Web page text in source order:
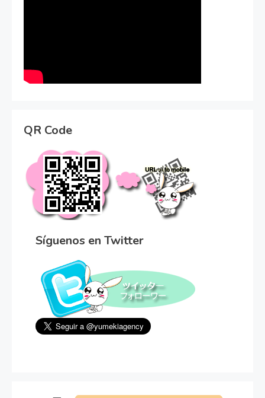
QR Code
Síguenos en Twitter